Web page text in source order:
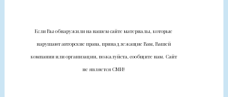
Если Вы обнаружили на нашем сайте материалы, которые
нарушают авторские права, принадлежащие Вам, Вашей
компании или организации, пожалуйста, сообщите нам. Сайт
не является СМИ!